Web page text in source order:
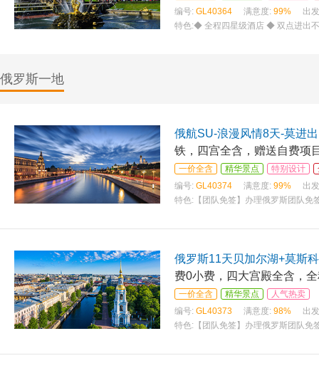
编号: GL40364 满意度: 99%
出
特色:◆ 全程四星级酒店 ◆ 双点进出
俄罗斯一地
俄航SU-浪漫风情8天-莫进出
铁，四宫全含，赠送自费项
一价全含 精华景点 特别设计
编号: GL40374 满意度: 99%
出
特色: 【团队免签】办理俄罗斯团队
俄罗斯11天贝加尔湖+莫斯
费0小费，四大宫殿全含，
一价全含 精华景点
人气热卖
编号: GL40373 满意度: 98%
出
特色: 【团队免签】办理俄罗斯团队